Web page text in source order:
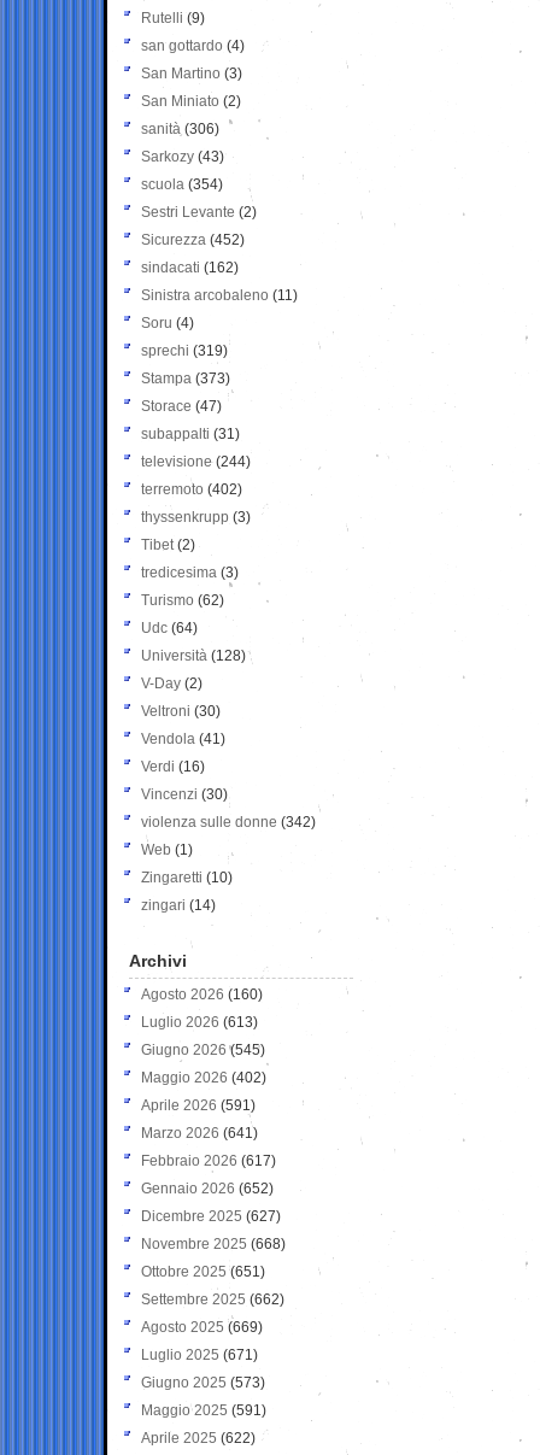
Rutelli (9)
san gottardo (4)
San Martino (3)
San Miniato (2)
sanità (306)
Sarkozy (43)
scuola (354)
Sestri Levante (2)
Sicurezza (452)
sindacati (162)
Sinistra arcobaleno (11)
Soru (4)
sprechi (319)
Stampa (373)
Storace (47)
subappalti (31)
televisione(244)
terremoto (402)
thyssenkrupp (3)
Tibet(2)
tredicesima (3)
Turismo (62)
Udc (64)
Università (128)
V-Day (2)
Veltroni (30)
Vendola (41)
Verdi (16)
Vincenzi (30)
violenza sulle donne (342)
Web (1)
Zingaretti (10)
zingari (14)
Archivi
Agosto 2026 (160)
Luglio 2026 (613)
Giugno 2026 (545)
Maggio 2026 (402)
Aprile 2026 (591)
Marzo 2026 (641)
Febbraio 2026 (617)
Gennaio 2026 (652)
Dicembre 2025 (627)
Novembre 2025 (668)
Ottobre 2025 (651)
Settembre 2025 (662)
Agosto 2025 (669)
Luglio 2025 (671)
Giugno 2025 (573)
Maggio 2025 (591)
Aprile 2025 (622)